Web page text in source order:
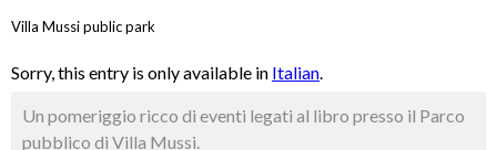
Villa Mussi public park
Sorry, this entry is only available in Italian.
Un pomeriggio ricco di eventi legati al libro presso il Parco
pubblico di Villa Mussi.